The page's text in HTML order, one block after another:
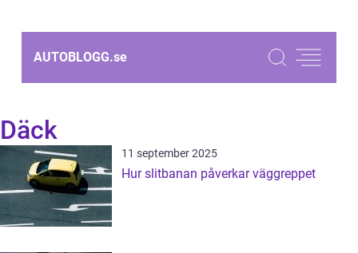
AUTOBLOGG.se
Däck
11 september 2025
Hur slitbanan påverkar väggreppet